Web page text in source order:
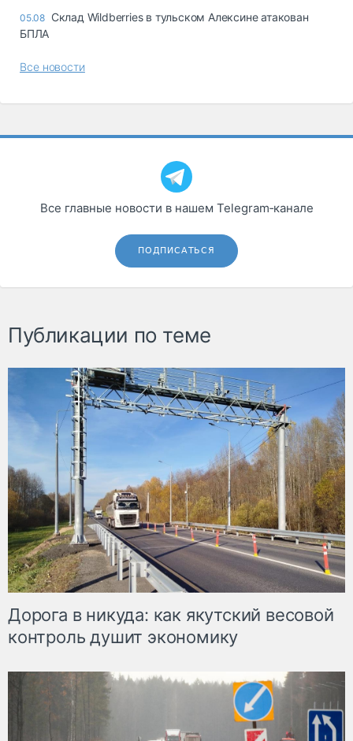
05.08 Склад Wildberries в тульском Алексине атакован
БПЛА
Все новости
Все главные новости в нашем Telegram‑канале
ПОДПИСАТЬСЯ
Публикации по теме
Дорога в никуда: как якутский весовой
контроль душит экономику